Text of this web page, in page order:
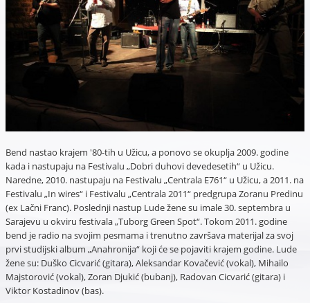
Bend nastao krajem '80-tih u Užicu, a ponovo se okuplja 2009. godine
kada i nastupaju na Festivalu „Dobri duhovi devedesetih“ u Užicu.
Naredne, 2010. nastupaju na Festivalu „Centrala E761“ u Užicu, a 2011. na
Festivalu „In wires“ i Festivalu „Centrala 2011“ predgrupa Zoranu Predinu
(ex Lačni Franc). Poslednji nastup Lude žene su imale 30. septembra u
Sarajevu u okviru festivala „Tuborg Green Spot“. Tokom 2011. godine
bend je radio na svojim pesmama i trenutno završava materijal za svoj
prvi studijski album „Anahronija“ koji će se pojaviti krajem godine. Lude
žene su: Duško Cicvarić (gitara), Aleksandar Kovačević (vokal), Mihailo
Majstorović (vokal), Zoran Djukić (bubanj), Radovan Cicvarić (gitara) i
Viktor Kostadinov (bas).